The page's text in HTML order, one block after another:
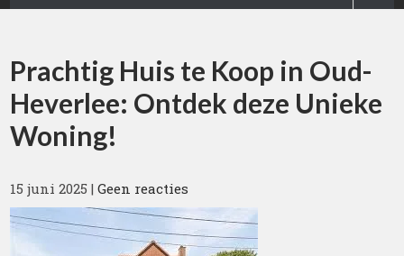
Prachtig Huis te Koop in Oud-
Heverlee: Ontdek deze Unieke
Woning!
15 juni 2025 |Geen reacties